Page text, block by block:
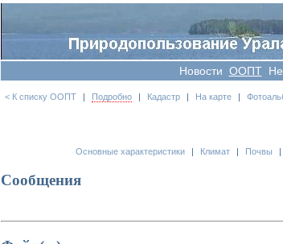
Новости OOПT
< К списку ООПТ | Подробно | Кадастр | На карте |
Основные характеристики Климат Почвы
Сообщения